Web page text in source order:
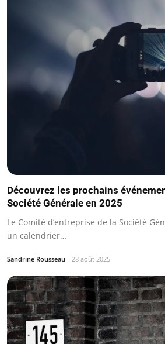
Découvrez les prochains
Société Générale en 2025
Le Comité d’entreprise de la Société
un calendrier…
Sandrine Rousseau 28 août 2025